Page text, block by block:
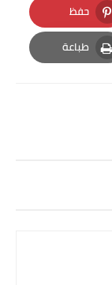
حفظ
Pinterest
طباعة
Print